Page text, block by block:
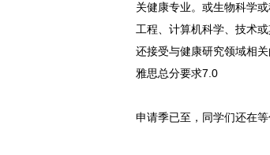
关健康专业。或生物科学
工程、计算机科学、技术
还接受与健康研究领域相
雅思总分要求7.0
申请季已至，同学们还在